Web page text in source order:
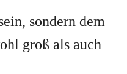
sondern dem
groß als auch